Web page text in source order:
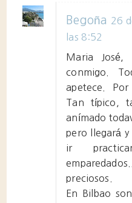
Begoña 26
las 8:52
Maria José,
conmigo.
apetece.
Tan típico,
anímado
pero llegará
ir
preciosos.
En Bilbao